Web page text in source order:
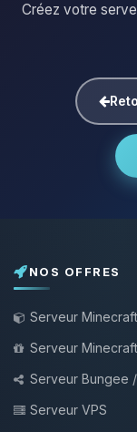
Créez votre
NOS OFFRES
Serveur Minecraft
Serveur
Serveur Bungee
Serveur VPS